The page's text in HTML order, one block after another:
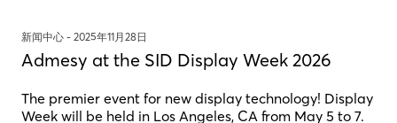
新闻中心 - 2025年11月28日
Admesy at the SID Display Week 2026
The premier event for new display technology! Display
Week will be held in Los Angeles, CA from May 5 to 7.